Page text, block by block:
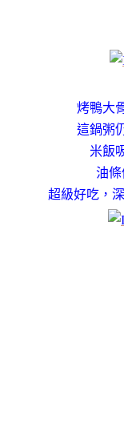
烤鴨大
這鍋粥
米飯
油
超級好吃，